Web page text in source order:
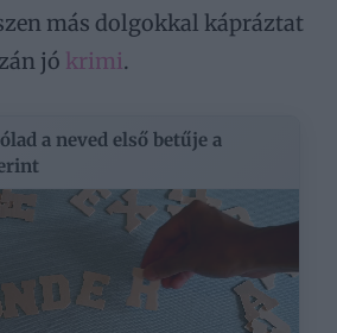
más dolgokkal kápráztat
jó krimi.
a neved első betűje a